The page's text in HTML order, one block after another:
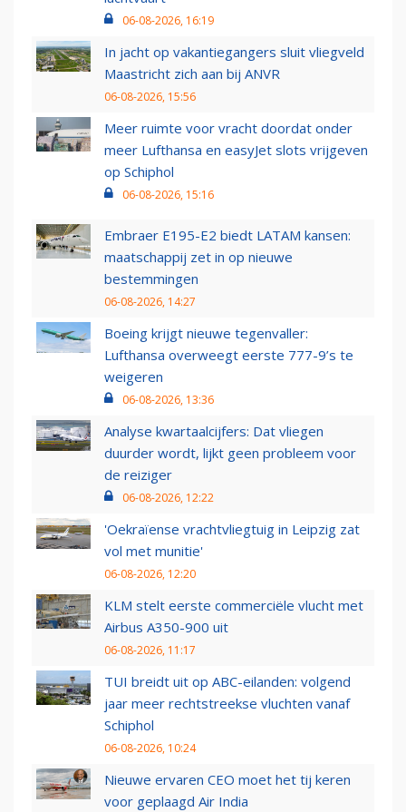
06-08-2026, 16:19
In jacht op vakantiegangers sluit vliegveld
Maastricht zich aan bij ANVR
06-08-2026, 15:56
Meer ruimte voor vracht doordat onder
meer Lufthansa en easyJet slots vrijgeven
op Schiphol
06-08-2026, 15:16
Embraer E195-E2 biedt LATAM kansen:
maatschappij zet in op nieuwe
bestemmingen
06-08-2026, 14:27
Boeing krijgt nieuwe tegenvaller:
Lufthansa overweegt eerste 777-9’s te
weigeren
06-08-2026, 13:36
Analyse kwartaalcijfers: Dat vliegen
duurder wordt, lijkt geen probleem voor
de reiziger
06-08-2026, 12:22
'Oekraïense vrachtvliegtuig in Leipzig zat
vol met munitie'
06-08-2026, 12:20
KLM stelt eerste commerciële vlucht met
Airbus A350-900 uit
06-08-2026, 11:17
TUI breidt uit op ABC-eilanden: volgend
jaar meer rechtstreekse vluchten vanaf
Schiphol
06-08-2026, 10:24
Nieuwe ervaren CEO moet het tij keren
voor geplaagd Air India